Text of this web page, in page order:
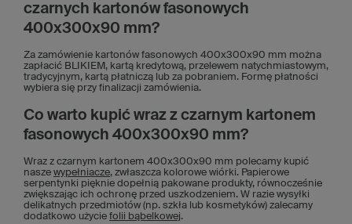
czarnych kartonów fasonowych
400x300x90 mm?
Za zamówienie kartonów fasonowych 400x300x90 mm można
zapłacić BLIKIEM, kartą kredytową, przelewem natychmiastowym,
tradycyjnym, kartą płatniczą lub za pobraniem. Formę płatności
wybiera się przy finalizacji zamówienia.
Co warto kupić wraz z czarnym kartonem
fasonowych 400x300x90 mm?
Wraz z czarnym kartonem 400x300x90 mm polecamy kupić
nasze wypełniacze, zwłaszcza kolorowe wiórki. Papierowe
serpentynki pięknie dopełnią pakowane produkty, równocześnie
zwiększając ich ochronę przed uszkodzeniem. W razie wysyłki
delikatnych przedmiotów (np. szkła lub kosmetyków) zalecamy
dodatkowo użycie folii bąbelkowej.